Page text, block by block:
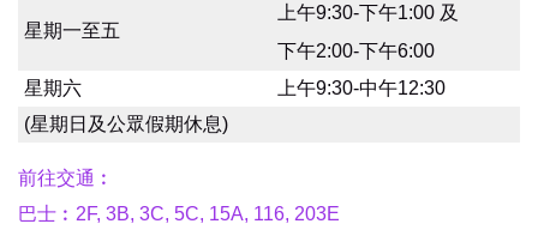
星期一至五
上午9:30-下午1:00 及
下午2:00-下午6:00
星期六
上午9:30-中午12:30
(星期日及公眾假期休息)
前往交通︰
巴士︰2F, 3B, 3C, 5C, 15A, 116, 203E